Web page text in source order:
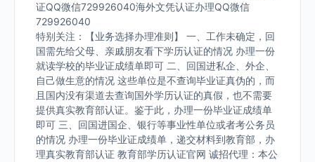
证QQ微信729926040海外文凭认证办理QQ微信
729926040
特别关注：【业务选择办理准则】 一、工作未确定，回
国需先给父母、亲戚朋友看下学历认证的情况 办理一份
就读学校的毕业证成绩单即可 二、回国进私企、外企、
自己做生意的情况 这些单位是不查询毕业证真伪的，而
且国内没有渠道去查询国外学历认证的真假，也不需要
提供真实教育部认证。鉴于此，办理一份毕业证成绩单
即可 三、回国进国企、银行等事业性单位或者考公务员
的情况 办理一份毕业证成绩单，递交材料到教育部，办
理真实教育部认证 教育部学历认证官网 诚招代理：本公